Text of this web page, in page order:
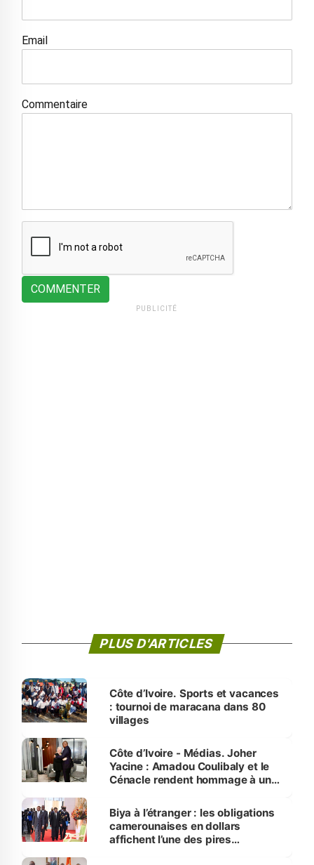
Email
Commentaire
COMMENTER
PUBLICITÉ
PLUS D'ARTICLES
Côte d’Ivoire. Sports et vacances
: tournoi de maracana dans 80
villages
Côte d’Ivoire - Médias. Joher
Yacine : Amadou Coulibaly et le
Cénacle rendent hommage à un
Biya à l’étranger : les obligations
camerounaises en dollars
affichent l’une des pires